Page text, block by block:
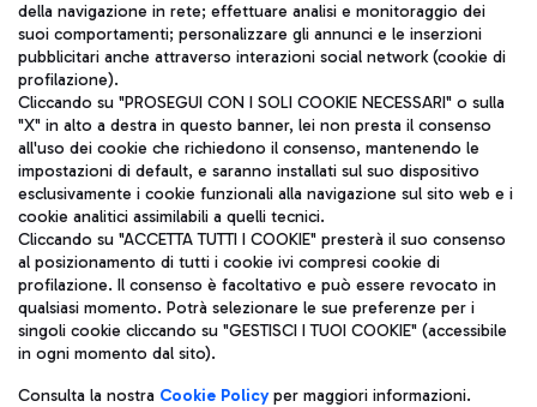
ITA
Aeroporti di Roma S.p.A. - Società soggetta a direzione e
coordinamento di Mundys S.p.A.
Codice fiscale e Registro delle Imprese di Roma 13032990155 P.
IVA 06572251004
Capitale sociale 62.224.743,00 int. vers.
Sede legale: Via Pier Paolo Racchetti 1 - 00054 Fiumicino (RM)
telefono +39 06 65951
Privacy policy
Note legali
della navigazione in rete; effettuare analisi e monitoraggio dei
suoi comportamenti; personalizzare gli annunci e le inserzioni
pubblicitari anche attraverso interazioni social network (cookie di
profilazione).
Cliccando su "PROSEGUI CON I SOLI COOKIE NECESSARI" o sulla
"X" in alto a destra in questo banner, lei non presta il consenso
all'uso dei cookie che richiedono il consenso, mantenendo le
impostazioni di default, e saranno installati sul suo dispositivo
esclusivamente i cookie funzionali alla navigazione sul sito web e i
cookie analitici assimilabili a quelli tecnici.
Cliccando su "ACCETTA TUTTI I COOKIE" presterà il suo consenso
al posizionamento di tutti i cookie ivi compresi cookie di
profilazione. Il consenso è facoltativo e può essere revocato in
qualsiasi momento. Potrà selezionare le sue preferenze per i
singoli cookie cliccando su "GESTISCI I TUOI COOKIE" (accessibile
in ogni momento dal sito).
Consulta la nostra Cookie Policyper maggiori informazioni.